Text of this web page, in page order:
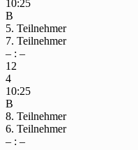
10:25
B
5. Teilnehmer
7. Teilnehmer
– : –
12
4
10:25
B
8. Teilnehmer
6. Teilnehmer
– : –